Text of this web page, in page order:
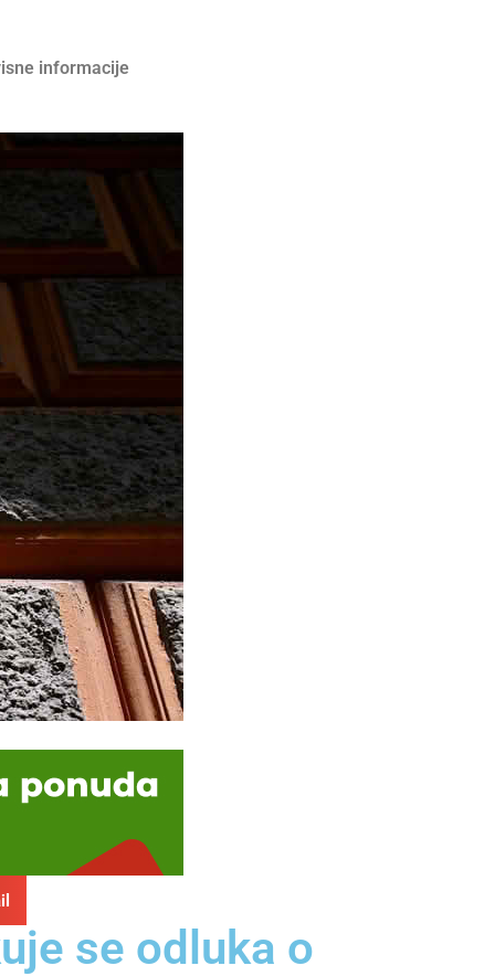
informacije
se odluka o